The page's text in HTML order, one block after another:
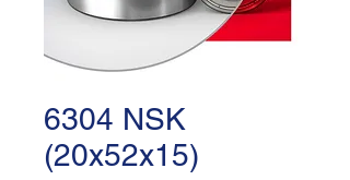
6304 NSK
(20x52x15)